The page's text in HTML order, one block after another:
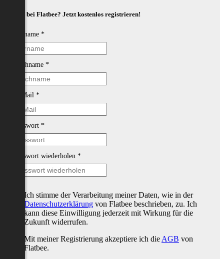
Neu bei Flatbee? Jetzt kostenlos registrieren!
Vorname *
Nachname *
E-Mail *
Passwort *
Passwort wiederholen *
Ich stimme der Verarbeitung meiner Daten, wie in der
Datenschutzerklärung von Flatbee beschrieben, zu. Ich
kann diese Einwilligung jederzeit mit Wirkung für die
Zukunft widerrufen.
Mit meiner Registrierung akzeptiere ich die AGB von
Flatbee.